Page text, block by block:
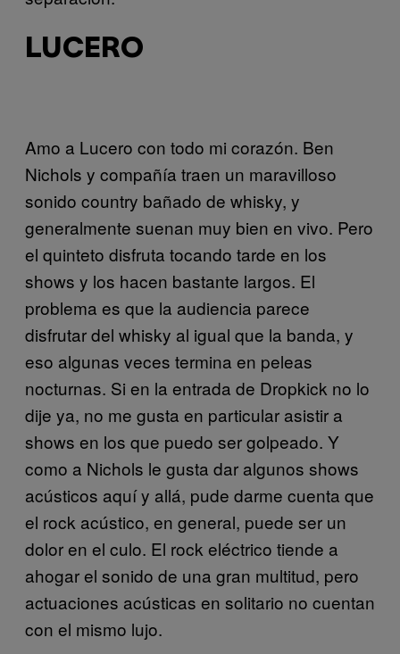
LUCERO
Amo a Lucero con todo mi corazón. Ben
Nichols y compañía traen un maravilloso
sonido country bañado de whisky, y
generalmente suenan muy bien en vivo. Pero
el quinteto disfruta tocando tarde en los
shows y los hacen bastante largos. El
problema es que la audiencia parece
disfrutar del whisky al igual que la banda, y
eso algunas veces termina en peleas
nocturnas. Si en la entrada de Dropkick no lo
dije ya, no me gusta en particular asistir a
shows en los que puedo ser golpeado. Y
como a Nichols le gusta dar algunos shows
acústicos aquí y allá, pude darme cuenta que
el rock acústico, en general, puede ser un
dolor en el culo. El rock eléctrico tiende a
ahogar el sonido de una gran multitud, pero
actuaciones acústicas en solitario no cuentan
con el mismo lujo.